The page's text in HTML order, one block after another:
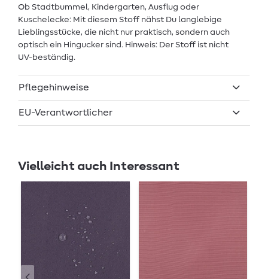
Ob Stadtbummel, Kindergarten, Ausflug oder
Kuschelecke: Mit diesem Stoff nähst Du langlebige
Lieblingsstücke, die nicht nur praktisch, sondern auch
optisch ein Hingucker sind. Hinweis: Der Stoff ist nicht
UV-beständig.
Pflegehinweise
EU-Verantwortlicher
Vielleicht auch Interessant